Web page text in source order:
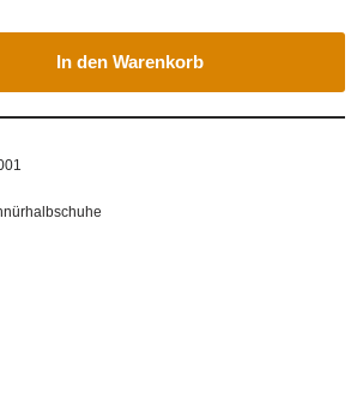
In den Warenkorb